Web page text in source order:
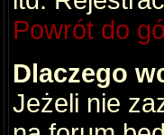
Powrót do
Dlaczego
Jeżeli nie